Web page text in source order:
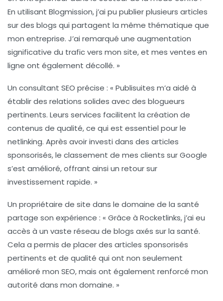
En utilisant Blogmission, j’ai pu publier plusieurs articles
sur des blogs qui partagent la même thématique que
mon entreprise. J’ai remarqué une augmentation
significative du trafic vers mon site, et mes ventes en
ligne ont également décollé. »
Un consultant SEO précise : « Publisuites m’a aidé à
établir des relations solides avec des blogueurs
pertinents. Leurs services facilitent la création de
contenus de qualité, ce qui est essentiel pour le
netlinking. Après avoir investi dans des articles
sponsorisés, le classement de mes clients sur Google
s’est amélioré, offrant ainsi un retour sur
investissement rapide. »
Un propriétaire de site dans le domaine de la santé
partage son expérience : « Grâce à Rocketlinks, j’ai eu
accès à un vaste réseau de blogs axés sur la santé.
Cela a permis de placer des articles sponsorisés
pertinents et de qualité qui ont non seulement
amélioré mon SEO, mais ont également renforcé mon
autorité dans mon domaine. »